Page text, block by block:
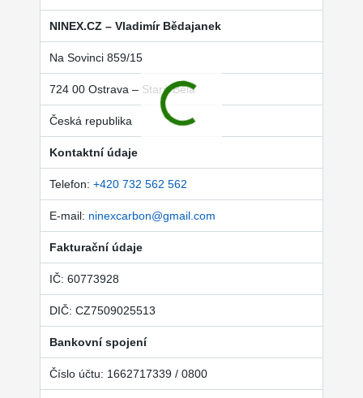
NINEX.CZ – Vladimír Bědajanek
Na Sovinci 859/15
724 00 Ostrava – Stará Bělá
Česká republika
Kontaktní údaje
Telefon: +420 732 562 562
E-mail: ninexcarbon@gmail.com
Fakturační údaje
IČ: 60773928
DIČ: CZ7509025513
Bankovní spojení
Číslo účtu: 1662717339 / 0800